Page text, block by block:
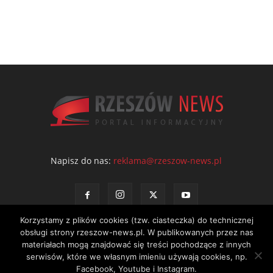
Napisz do nas: reklama@rzeszow-news.pl
Kontakt Polityka prywatności Regulamin portalu
Korzystamy z plików cookies (tzw. ciasteczka) do technicznej
obsługi strony rzeszow-news.pl. W publikowanych przez nas
materiałach mogą znajdować się treści pochodzące z innych
serwisów, które we własnym imieniu używają cookies, np.
Facebook, Youtube i Instagram.